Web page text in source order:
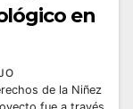
en
de la Niñez